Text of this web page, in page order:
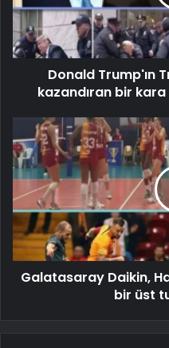
Donald Trump'ın
kazandıran bir
Galatasaray Daikin,
bir üst